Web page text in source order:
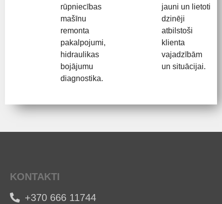
rūpniecības
mašīnu
remonta
pakalpojumi,
hidraulikas
bojājumu
diagnostika.
jauni un lietoti
dzinēji
atbilstoši
klienta
vajadzībām
un situācijai.
KONTAKTI
+370 666 11744